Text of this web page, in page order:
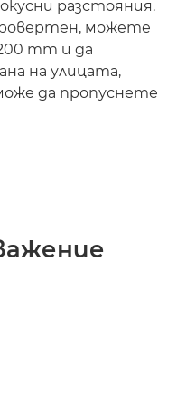
разстояния.
можете
mm и да
на улицата,
да пропуснете